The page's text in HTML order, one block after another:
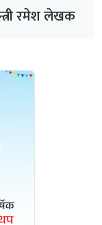
रमेश लेखक